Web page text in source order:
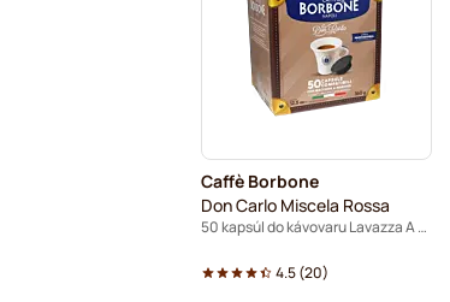
Caffè Borbone
Don Carlo Miscela Rossa
50 kapsúl do kávovaru Lavazza A Modo Mio
4.5(20)